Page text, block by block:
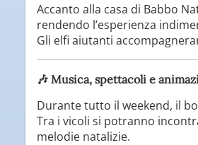
Accanto alla casa di Babbo
rendendo l’esperienza
Gli elfi aiutanti
🎶 Musica, spettacoli e
Durante tutto il weekend, il
Tra i vicoli si potranno
melodie natalizie.